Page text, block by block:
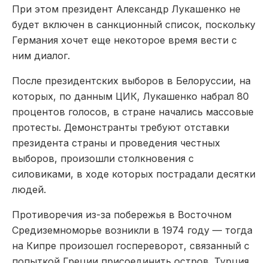
При этом президент Александр Лукашенко не
будет включен в санкционный список, поскольку
Германия хочет еще некоторое время вести с
ним диалог.
После президентских выборов в Белоруссии, на
которых, по данным ЦИК, Лукашенко набрал 80
процентов голосов, в стране начались массовые
протесты. Демонстранты требуют отставки
президента страны и проведения честных
выборов, произошли столкновения с
силовиками, в ходе которых пострадали десятки
людей.
Противоречия из-за побережья в Восточном
Средиземноморье возникли в 1974 году — тогда
на Кипре произошел госпереворот, связанный с